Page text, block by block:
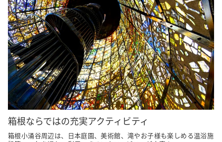
箱根ならではの充実アクティビティ
箱根小涌谷周辺は、日本庭園、美術館、滝やお子様も楽しめる温浴施